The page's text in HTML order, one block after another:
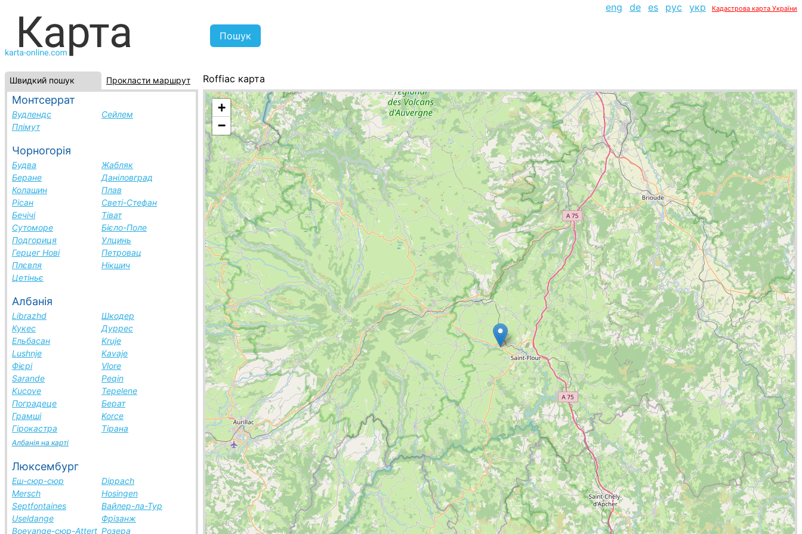
eng de es рус укр Кадастрова карта України
Швидкий пошук Прокласти маршрут
Монтсеррат
Вудлендс
Сейлем
Плімут
Чорногорія
Будва
Жабляк
Беране
Даніловград
Колашин
Плав
Рісан
Светі-Стефан
Бечічі
Тіват
Сутоморе
Бієло-Поле
Подгориця
Улцинь
Герцег Нові
Петровац
Плєвля
Нікшич
Цетіньє
Албанія
Librazhd
Шкодер
Кукес
Дуррес
Ельбасан
Kruje
Lushnje
Kavaje
Фієрі
Vlore
Sarande
Peqin
Kucove
Tepelene
Поградеце
Берат
Грамші
Korce
Гірокастра
Тірана
Албанія на карті
Люксембург
Еш-сюр-сюр
Dippach
Mersch
Hosingen
Septfontaines
Вайлер-ла-Тур
Useldange
Фрізанж
Boevange-сюр-Attert Розера
Roffiac карта
Франція, список міст
+
−